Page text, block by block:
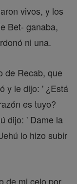
vivos, y los
Bet- ganaba,
ni una.
de Recab, que
y le dijo: ' ¿Está
es tuyo?
dijo: ' Dame la
lo hizo subir
de mi celo por